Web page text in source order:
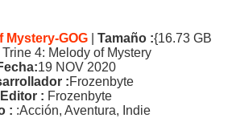
Mystery-GOG Tamaño :{16.73 GB
Trine 4: Melody of Mystery
19 NOV 2020
:Frozenbyte
Editor : Frozenbyte
: :Acción, Aventura, Indie